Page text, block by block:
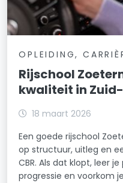
OPLEIDING,
Rijschool
kwaliteit in
18 maart 2026
Een goede rijschool
op structuur, uitleg en
CBR. Als dat klopt, leer
progressie en voorkom